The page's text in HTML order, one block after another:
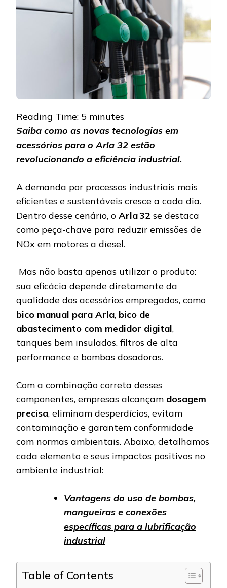
OTIMIZAR
O
USO
DO
ARLA
NAS
INDÚSTRIAS
GERAL
Reading Time: 5 minutes
Saiba como as novas tecnologias em
acessórios para o Arla 32 estão
revolucionando a eficiência industrial.
A demanda por processos industriais mais
eficientes e sustentáveis cresce a cada dia.
Dentro desse cenário, o Arla 32 se destaca
como peça-chave para reduzir emissões de
NOx em motores a diesel.
Mas não basta apenas utilizar o produto:
sua eficácia depende diretamente da
qualidade dos acessórios empregados, como
bico manual para Arla, bico de
abastecimento com medidor digital,
tanques bem insulados, filtros de alta
performance e bombas dosadoras.
Com a combinação correta desses
componentes, empresas alcançam dosagem
precisa, eliminam desperdícios, evitam
contaminação e garantem conformidade
com normas ambientais. Abaixo, detalhamos
cada elemento e seus impactos positivos no
ambiente industrial:
Vantagens do uso de bombas,
mangueiras e conexões
específicas para a lubrificação
industrial
Table of Contents